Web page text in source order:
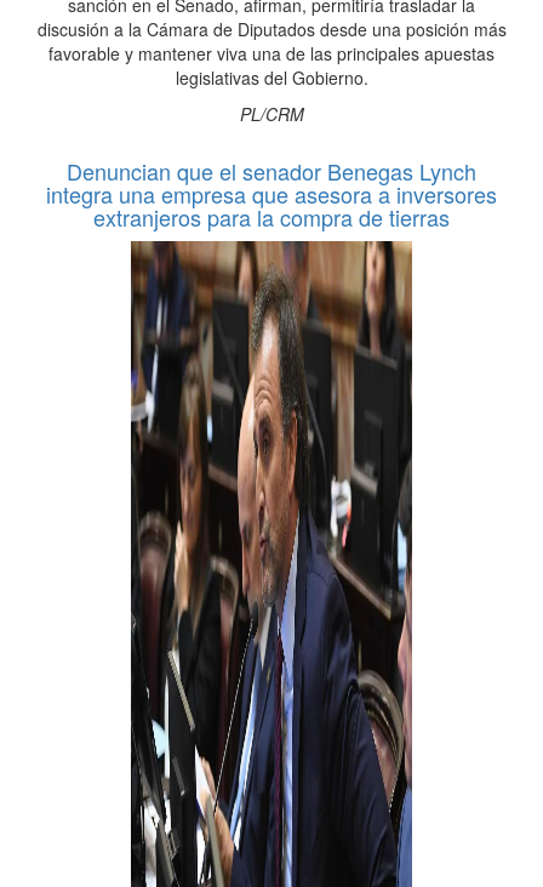
sanción en el Senado, afirman, permitiría trasladar la
discusión a la Cámara de Diputados desde una posición más
favorable y mantener viva una de las principales apuestas
legislativas del Gobierno.
PL/CRM
Denuncian que el senador Benegas Lynch
integra una empresa que asesora a inversores
extranjeros para la compra de tierras